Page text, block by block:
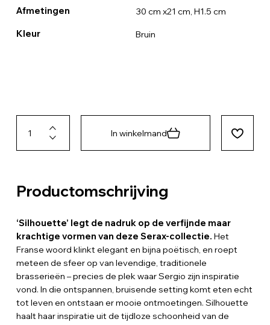
Afmetingen 30 cm x21 cm, H1.5 cm
Kleur Bruin
In winkelmand
Productomschrijving
‘Silhouette’ legt de nadruk op de verfijnde maar
krachtige vormen van deze Serax-collectie. Het
Franse woord klinkt elegant en bijna poëtisch, en roept
meteen de sfeer op van levendige, traditionele
brasserieën – precies de plek waar Sergio zijn inspiratie
vond. In die ontspannen, bruisende setting komt eten echt
tot leven en ontstaan er mooie ontmoetingen. Silhouette
haalt haar inspiratie uit de tijdloze schoonheid van de